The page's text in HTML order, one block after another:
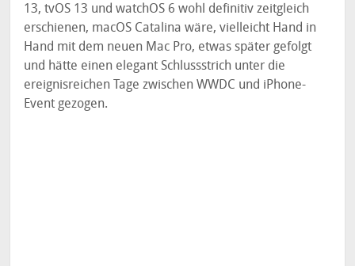
13, tvOS 13 und watchOS 6 wohl definitiv zeitgleich
erschienen, macOS Catalina wäre, vielleicht Hand in
Hand mit dem neuen Mac Pro, etwas später gefolgt
und hätte einen elegant Schlussstrich unter die
ereignisreichen Tage zwischen WWDC und iPhone-
Event gezogen.